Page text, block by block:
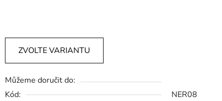
ZVOLTE VARIANTU
Můžeme doručit do:
Kód:
NER08